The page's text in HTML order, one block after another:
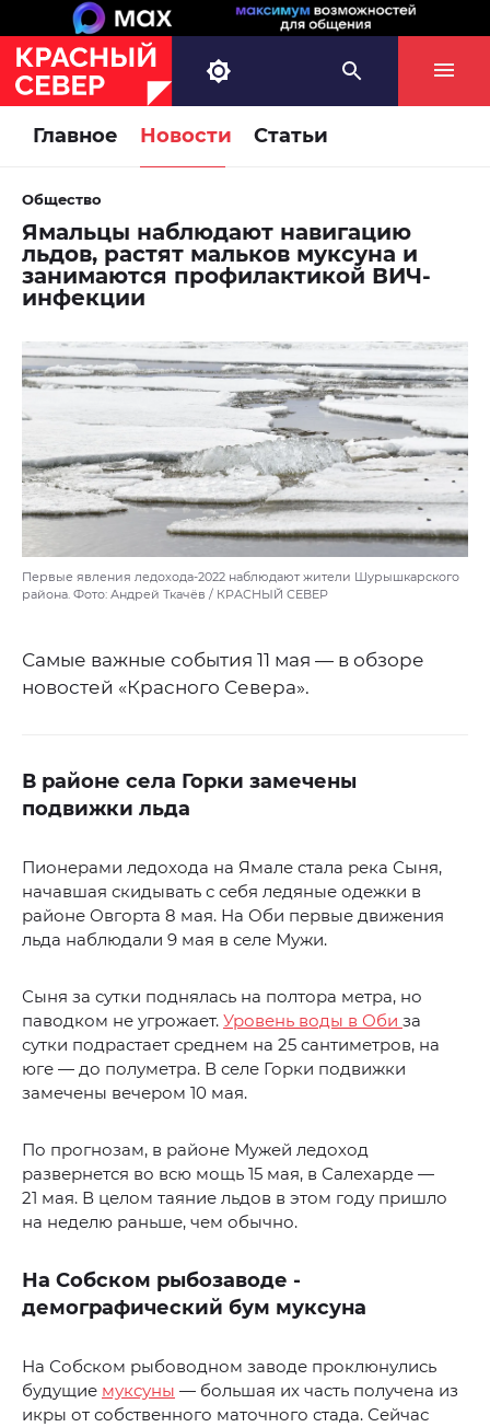
Главное Новости Статьи
Общество
Ямальцы наблюдают навигацию
льдов, растят мальков муксуна и
занимаются профилактикой ВИЧ-
инфекции
Первые явления ледохода-2022 наблюдают жители Шурышкарского
района. Фото: Андрей Ткачёв / КРАСНЫЙ СЕВЕР
Самые важные события 11 мая — в обзоре
новостей «Красного Севера».
В районе села Горки замечены
подвижки льда
Пионерами ледохода на Ямале стала река Сыня,
начавшая скидывать с себя ледяные одежки в
районе Овгорта 8 мая. На Оби первые движения
льда наблюдали 9 мая в селе Мужи.
Сыня за сутки поднялась на полтора метра, но
паводком не угрожает. Уровень воды в Оби за
сутки подрастает среднем на 25 сантиметров, на
юге — до полуметра. В селе Горки подвижки
замечены вечером 10 мая.
По прогнозам, в районе Мужей ледоход
развернется во всю мощь 15 мая, в Салехарде —
21 мая. В целом таяние льдов в этом году пришло
на неделю раньше, чем обычно.
На Собском рыбозаводе -
демографический бум муксуна
На Собском рыбоводном заводе проклюнулись
будущие муксуны — большая их часть получена из
икры от собственного маточного стада. Сейчас